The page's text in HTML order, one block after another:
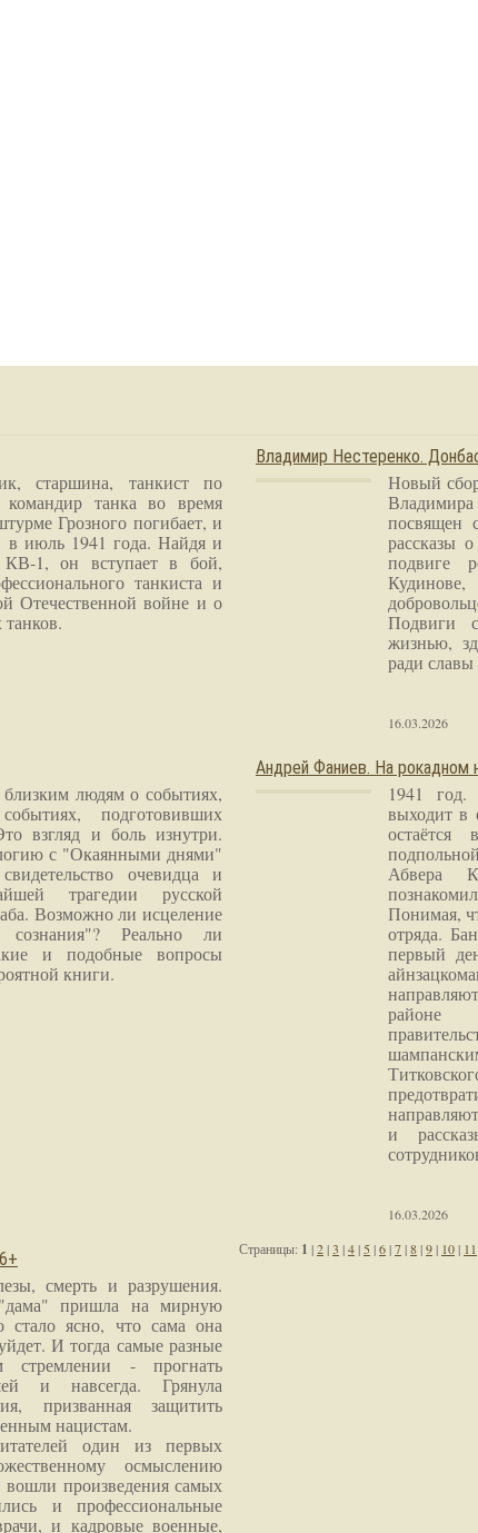
старшина, танкист по
командир танка во время
Грозного погибает, и
в июль 1941 года. Найдя и
КВ-1, он вступает в бой,
танкиста и
Отечественной войне и о
Владимир Нестеренко.
Новый
посвящен
рассказы
подвиге
Подвиги
жизнью,
ради славы
16.03.2026
людям о событиях,
подготовивших
взгляд и боль изнутри.
с "Окаянными днями"
очевидца и
трагедии русской
Возможно ли исцеление
сознания"? Реально ли
и подобные вопросы
книги.
Андрей Фаниев. На рокадном
1941 год.
выходит в
остаётся
Абвера
Понимая,
отряда.
первый
районе
и
16.03.2026
смерть и разрушения.
пришла на мирную
стало ясно, что сама она
И тогда самые разные
- прогнать
и навсегда. Грянула
призванная защитить
нацистам.
один из первых
осмыслению
произведения самых
и профессиональные
и кадровые военные,
Страницы: 1 |2|3 |4| 5 |6|7|8|9| 10| 11